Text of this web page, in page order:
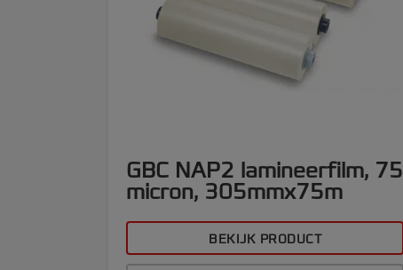
GBC NAP2 lamineerfilm, 75
micron, 305mmx75m
BEKIJK PRODUCT